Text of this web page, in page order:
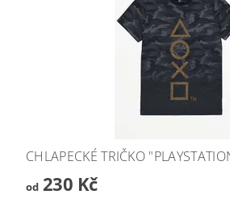
CHLAPECKÉ TRIČKO
od230 Kč